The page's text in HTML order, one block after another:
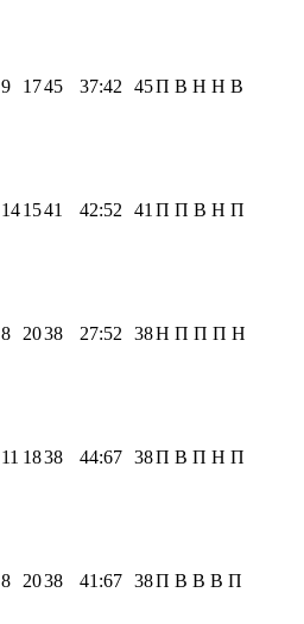
9 1745 37:42 45П В Н Н В
141541 42:52 41 П П В Н П
8 2038 27:52 38Н П П П Н
11 1838 44:67 38П В П Н П
8 2038 41:67 38П В В В П